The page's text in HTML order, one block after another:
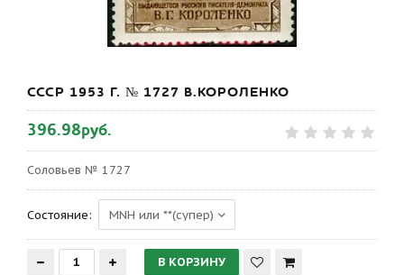
СССР 1953 Г. № 1727 В.КОРОЛЕНКО
396.98руб.
Соловьев № 1727
Состояние: